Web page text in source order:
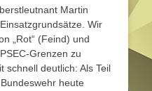
Martin
Wir
„Rot“ (Feind) und
Grenzen zu
schnell deutlich: Als Teil
heute